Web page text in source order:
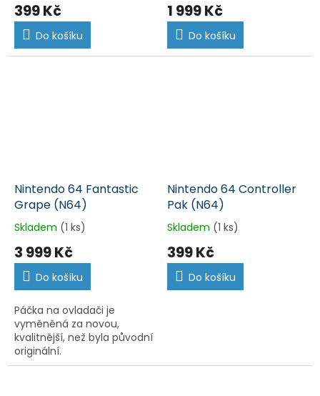
399 Kč
Do košíku
1 999 Kč
Do košíku
Nintendo 64 Fantastic
Grape (N64)
Skladem (1 ks)
3 999 Kč
Do košíku
Páčka na ovladači je
vyměněná za novou,
kvalitnější, než byla původní
originální.
Nintendo 64 Controller
Pak (N64)
Skladem (1 ks)
399 Kč
Do košíku